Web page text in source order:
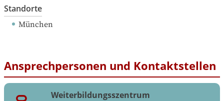
Standorte
München
Ansprechpersonen und Kontaktstellen
Weiterbildungsszentrum